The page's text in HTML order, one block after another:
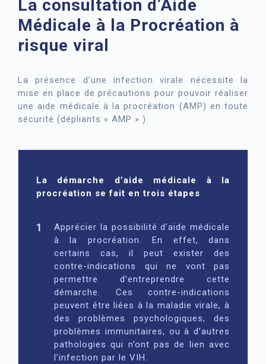
La consultation d’Aide
Médicale à la Procréation à
risque viral
La présence d’une infection virale nécessite la
mise en place de précautions pour pouvoir réaliser
une aide médicale à la procréation (AMP) en toute
sécurité (dépliants « AMP » ).
La démarche d’aide médicale à la
procréation se fait en trois étapes
Apprécier la possibilité d’aide médicale
à la procréation. En effet, dans
certains cas, il peut exister des
contre-indications qui ne vont pas
permettre d’entreprendre cette
démarche. Ces contre-indications
peuvent être liées à la maladie virale, à
des problèmes psychologiques, des
problèmes immunitaires, ou à d’autres
pathologies qui n’ont pas de lien avec
l’infection par le VIH.